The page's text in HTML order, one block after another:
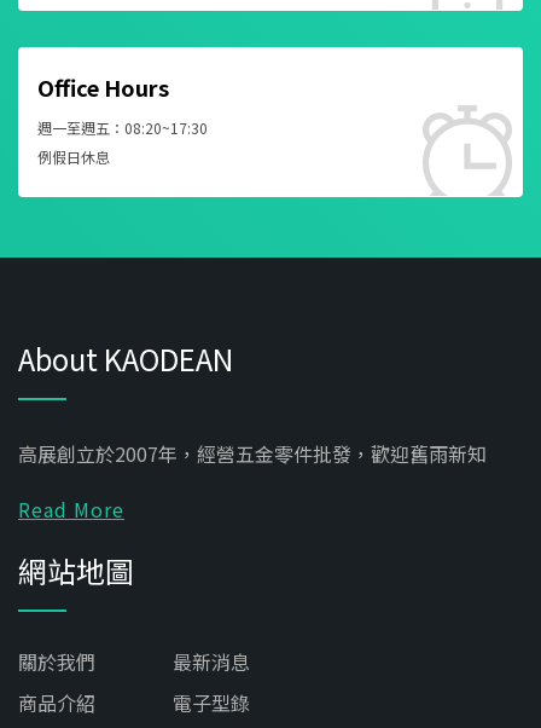
Office Hours
週一至週五：08:20~17:30
例假日休息
About KAODEAN
高展創立於2007年，經營五金零件批發，歡迎舊雨新知
Read More
網站地圖
關於我們
最新消息
商品介紹
電子型錄